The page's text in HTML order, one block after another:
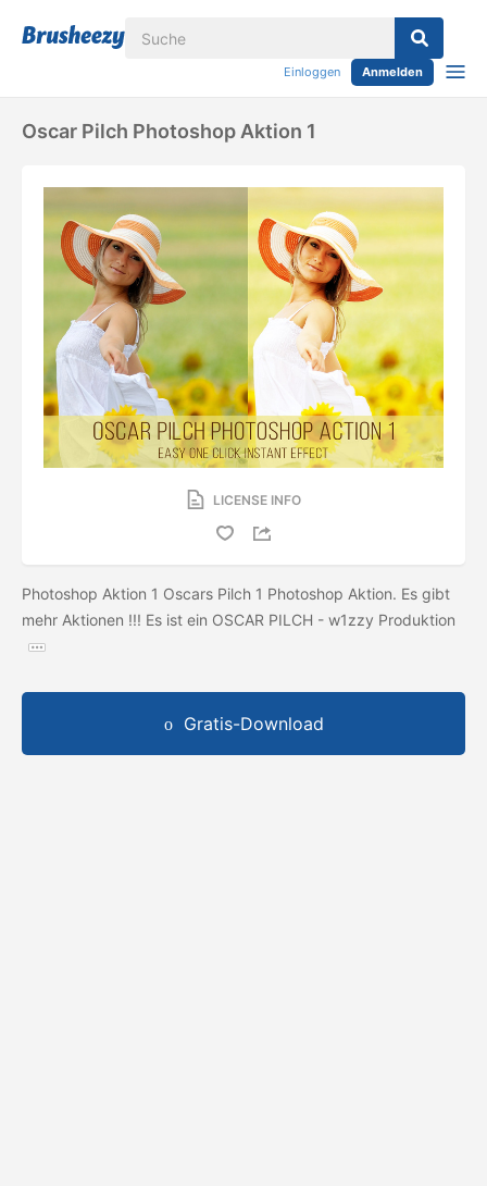
Einloggen Anmelden
Oscar Pilch Photoshop Aktion 1
LICENSE INFO
Photoshop Aktion 1 Oscars Pilch 1 Photoshop Aktion. Es gibt
mehr Aktionen !!! Es ist ein OSCAR PILCH - w1zzy Produktion
Gratis-Download